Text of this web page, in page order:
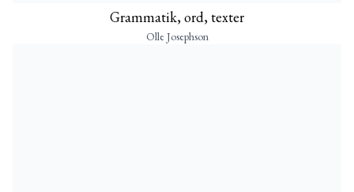
Grammatik, ord, texter
Olle Josephson